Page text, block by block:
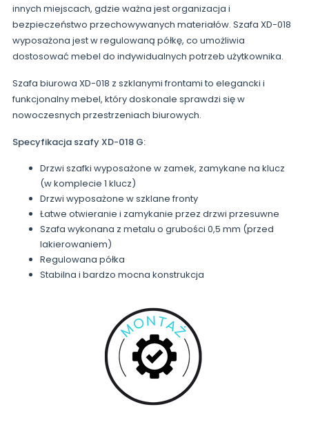
innych miejscach, gdzie ważna jest organizacja i
bezpieczeństwo przechowywanych materiałów. Szafa XD-018
wyposażona jest w regulowaną półkę, co umożliwia
dostosować mebel do indywidualnych potrzeb użytkownika.
Szafa biurowa XD-018 z szklanymi frontami to elegancki i
funkcjonalny mebel, który doskonale sprawdzi się w
nowoczesnych przestrzeniach biurowych.
Specyfikacja szafy XD-018 G:
Drzwi szafki wyposażone w zamek, zamykane na klucz
(w komplecie 1 klucz)
Drzwi wyposażone w szklane fronty
Łatwe otwieranie i zamykanie przez drzwi przesuwne
Szafa wykonana z metalu o grubości 0,5 mm (przed
lakierowaniem)
Regulowana półka
Stabilna i bardzo mocna konstrukcja